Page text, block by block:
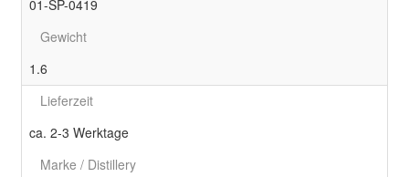
01-SP-0419
Gewicht
1.6
Lieferzeit
ca. 2-3 Werktage
Marke / Distillery